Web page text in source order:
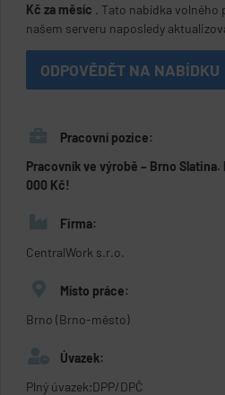
Kč za měsíc . Tato nabídka volného
našem serveru naposledy
ODPOVĚDĚT NA NABÍDKU
Pracovní pozice:
Pracovník ve výrobě – Brno Slatina.
000 Kč!
Firma:
CentralWork s.r.o.
Místo práce:
Brno (Brno-město)
Úvazek:
Plný úvazek;DPP/DPČ